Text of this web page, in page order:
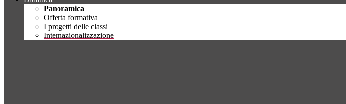
Panoramica
Offerta formativa
I progetti delle classi
Internazionalizzazione